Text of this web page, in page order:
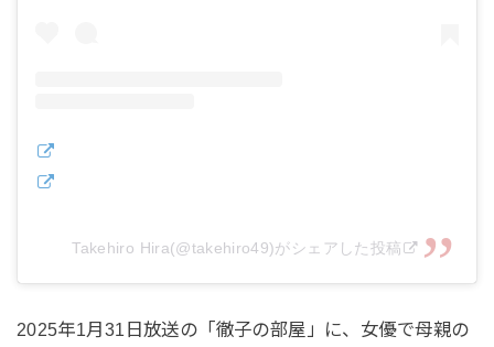
Takehiro Hira(@takehiro49)がシェアした投稿
2025年1月31日放送の「徹子の部屋」に、女優で母親の